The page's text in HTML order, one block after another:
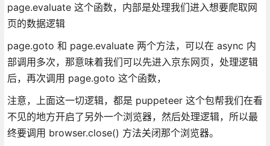
page.evaluate 这个函数，内部是处理我们进入想要爬取网
页的数据逻辑
page.goto 和 page.evaluate 两个方法，可以在 async 内
部调用多次，那意味着我们可以先进入京东网页，处理逻辑
后，再次调用 page.goto 这个函数，
注意，上面这一切逻辑，都是 puppeteer 这个包帮我们在看
不见的地方开启了另外一个浏览器，然后处理逻辑，所以最
终要调用 browser.close() 方法关闭那个浏览器。